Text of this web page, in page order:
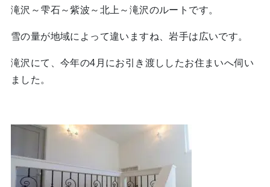
滝沢～雫石～紫波～北上～滝沢のルートです。
雪の量が地域によって違いますね、岩手は広いです。
滝沢にて、今年の4月にお引き渡ししたお住まいへ伺い
ました。